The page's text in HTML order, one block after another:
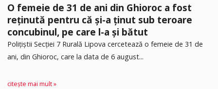
O femeie de 31 de ani din Ghioroc a fost
reținută pentru că și-a ținut sub teroare
concubinul, pe care l-a și bătut
​Polițiștii Secției 7 Rurală Lipova cercetează o femeie de 31 de
ani, din Ghioroc, care la data de 6 august...
citește mai mult »